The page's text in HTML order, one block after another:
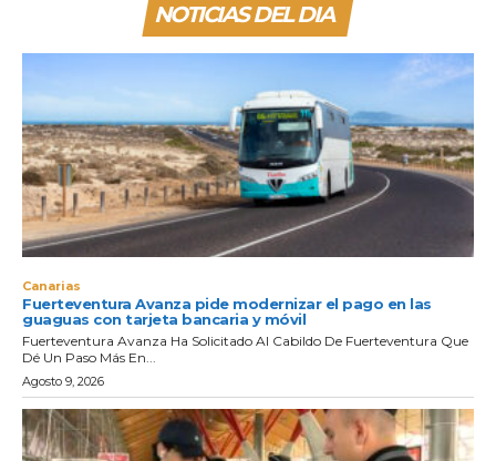
NOTICIAS DEL DIA
Canarias
Fuerteventura Avanza pide modernizar el pago en las
guaguas con tarjeta bancaria y móvil
Fuerteventura Avanza Ha Solicitado Al Cabildo De Fuerteventura Que
Dé Un Paso Más En...
Agosto 9, 2026